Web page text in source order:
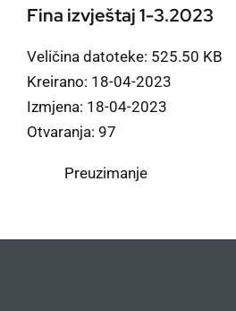
Fina izvještaj 1-3.2023
Veličina datoteke: 525.50 KB
Kreirano: 18-04-2023
Izmjena: 18-04-2023
Otvaranja: 97
Preuzimanje